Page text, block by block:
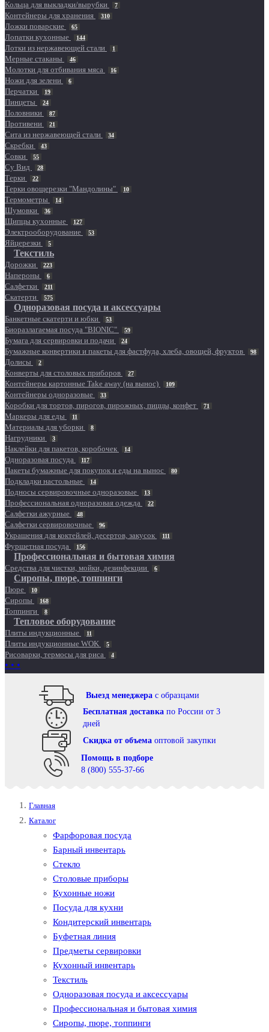
Кольца для выкладки/вырубки 7
Контейнеры для хранения 310
Ложки поварские 65
Лопатки кухонные 144
Лотки из нержавеющей стали 1
Мерные стаканы 46
Молотки для отбивания мяса 16
Ножи для зелени 6
Перчатки 19
Пинцеты 24
Половники 87
Противени 21
Сита из нержавеющей стали 34
Скребки 43
Совки 55
Су Вид 28
Терки 22
Терки овощерезки "Мандолины" 10
Термометры 14
Шумовки 36
Щипцы кухонные 127
Электрооборудование 53
Яйцерезки 5
Текстиль
Дорожки 223
Напероны 6
Салфетки 211
Скатерти 575
Одноразовая посуда и аксессуары
Банкетные скатерти и юбки 53
Биоразлагаемая посуда "BIONIC" 59
Бумага для сервировки и подачи 24
Бумажные конвертики и пакеты для фастфуда, хлеба, овощей, фруктов 98
Долисы 2
Конверты для столовых приборов 27
Контейнеры картонные Take away (на вынос) 109
Контейнеры одноразовые 33
Коробки для тортов, пирогов, пирожных, пиццы, конфет 71
Маркеры для еды 11
Материалы для уборки 8
Нагрудники 3
Наклейки для пакетов, коробочек 14
Одноразовая посуда 117
Пакеты бумажные для покупок и еды на вынос 80
Подкладки настольные 14
Подносы сервировочные одноразовые 13
Профессиональная одноразовая одежда 22
Салфетки ажурные 48
Салфетки сервировочные 96
Украшения для коктейлей, десертов, закусок 111
Фуршетная посуда 156
Профессиональная и бытовая химия
Средства для чистки, мойки, дезинфекции 6
Сиропы, пюре, топпинги
Пюре 10
Сиропы 168
Топпинги 8
Тепловое оборудование
Плиты индукционные 11
Плиты индукционные WOK 5
Рисоварки, термосы для риса 4
• • •
Выезд менеджера с образцами
Бесплатная доставка по России от 3
дней
Cкидка от объема оптовой закупки
Помощь в подборе
8 (800) 555-37-66
Главная
Каталог
Фарфоровая посуда
Барный инвентарь
Стекло
Столовые приборы
Кухонные ножи
Посуда для кухни
Кондитерский инвентарь
Буфетная линия
Предметы сервировки
Кухонный инвентарь
Текстиль
Одноразовая посуда и аксессуары
Профессиональная и бытовая химия
Сиропы, пюре, топпинги